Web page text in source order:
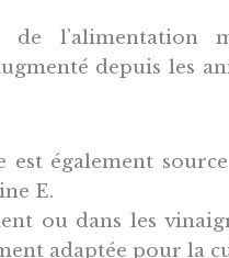
l’alimentation
depuis les
est également
E.
ou dans les
adaptée pour la